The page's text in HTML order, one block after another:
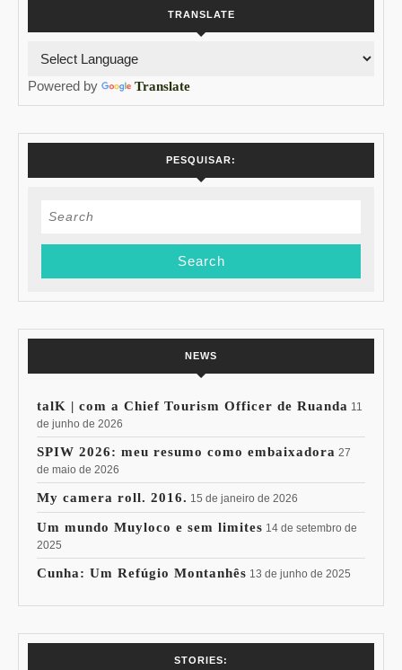
TRANSLATE
Powered by Translate
PESQUISAR:
Search
NEWS
talK | com a Chief Tourism Officer de Ruanda 11
de junho de 2026
SPIW 2026: meu resumo como embaixadora 27
de maio de 2026
My camera roll. 2016. 15 de janeiro de 2026
Um mundo Muyloco e sem limites 14 de setembro de
2025
Cunha: Um Refúgio Montanhês 13 de junho de 2025
STORIES: